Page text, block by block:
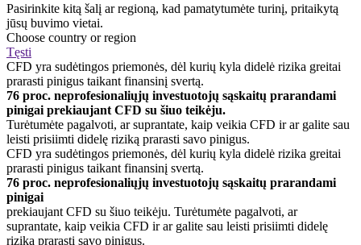
Pasirinkite kitą šalį ar regioną, kad pamatytumėte turinį, pritaikytą
jūsų buvimo vietai.
Choose country or region
Tęsti
CFD yra sudėtingos priemonės, dėl kurių kyla didelė rizika greitai
prarasti pinigus taikant finansinį svertą.
76 proc. neprofesionaliųjų investuotojų sąskaitų prarandami
pinigai prekiaujant CFD su šiuo teikėju.
Turėtumėte pagalvoti, ar suprantate, kaip veikia CFD ir ar galite sau
leisti prisiimti didelę riziką prarasti savo pinigus.
CFD yra sudėtingos priemonės, dėl kurių kyla didelė rizika greitai
prarasti pinigus taikant finansinį svertą.
76 proc. neprofesionaliųjų investuotojų sąskaitų prarandami
pinigai
prekiaujant CFD su šiuo teikėju. Turėtumėte pagalvoti, ar
suprantate, kaip veikia CFD ir ar galite sau leisti prisiimti didelę
riziką prarasti savo pinigus.